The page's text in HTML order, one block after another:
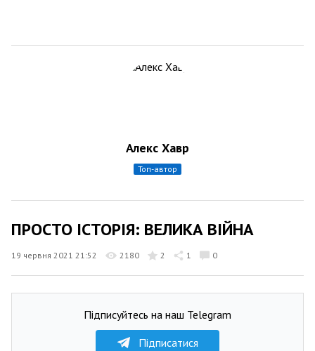
Алекс Хавр
топ-автор
ПРОСТО ІСТОРІЯ: ВЕЛИКА ВІЙНА
19 червня 2021 21:52 2180 2 1 0
Підписуйтесь на наш Telegram
Підписатися